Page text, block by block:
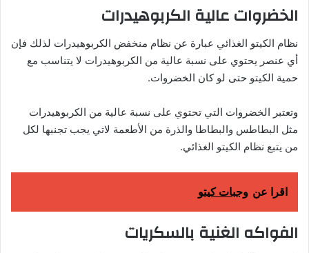
الخضروات عالية الكربوهيدرات
نظام الكيتو الغذائي عبارة عن نظام منخفض الكربوهيدرات لذلك فإن
أي عنصر يحتوي على نسبة عالية من الكربوهيدرات لا يتناسب مع
حمية الكيتو حتى لو كان الخضروات.
وتعتبر الخضروات التي تحتوي على نسبة عالية من الكربوهيدرات
مثل البطاطس والبطاطا والذرة من الأطعمة لاتي يجب تجنبها لكل
من يتبع نظام الكيتو الغذائي.
اقرا عن وجبات كيتو
الفواكه الغنية بالسكريات